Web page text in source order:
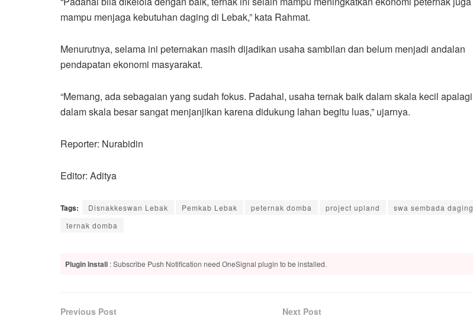
mampu menjaga kebutuhan daging di Lebak,” kata Rahmat.
Menurutnya, selama ini peternakan masih dijadikan usaha sambilan dan belum menjadi andalan
pendapatan ekonomi masyarakat.
“Memang, ada sebagaian yang sudah fokus. Padahal, usaha ternak baik dalam skala kecil apalagi
dalam skala besar sangat menjanjikan karena didukung lahan begitu luas,” ujarnya.
Reporter: Nurabidin
Editor: Aditya
Tags: Disnakkeswan Lebak Pemkab Lebak peternak domba project upland
swa sembada daging
ternak domba
Plugin Install : Subscribe Push Notification need OneSignal plugin to be installed.
Previous Post Next Post